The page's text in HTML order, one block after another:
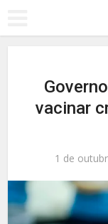
vacinar
1 de